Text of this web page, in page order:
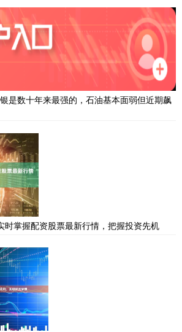
是数十年来最强的，石油基本面弱但近期飙
时掌握配资股票最新行情，把握投资先机